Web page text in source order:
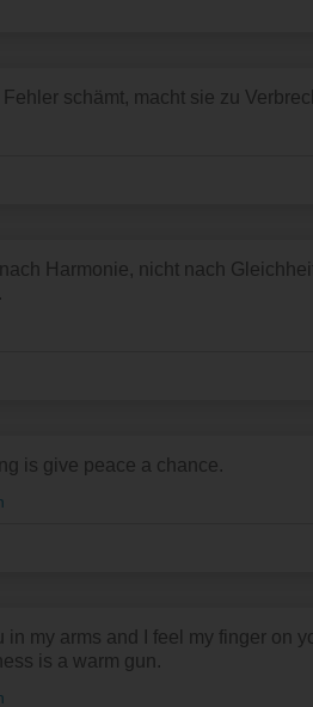
schämt, macht sie zu
Harmonie, nicht nach
is give peace a chance.
in my arms and I feel my finger on
is a warm gun.